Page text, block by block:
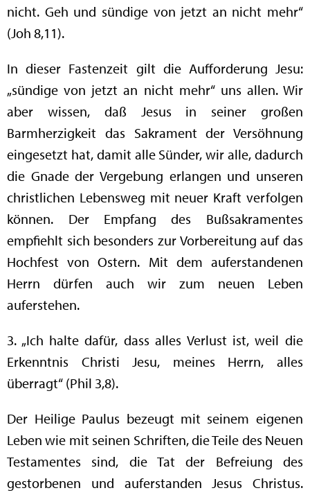
nicht. Geh und sündige von jetzt an nicht mehr“
(Joh 8,11).
In dieser Fastenzeit gilt die Aufforderung Jesu:
„sündige von jetzt an nicht mehr“ uns allen. Wir
aber wissen, daß Jesus in seiner großen
Barmherzigkeit das Sakrament der Versöhnung
eingesetzt hat, damit alle Sünder, wir alle, dadurch
die Gnade der Vergebung erlangen und unseren
christlichen Lebensweg mit neuer Kraft verfolgen
können. Der Empfang des Bußsakramentes
empfiehlt sich besonders zur Vorbereitung auf das
Hochfest von Ostern. Mit dem auferstandenen
Herrn dürfen auch wir zum neuen Leben
auferstehen.
3. „Ich halte dafür, dass alles Verlust ist, weil die
Erkenntnis Christi Jesu, meines Herrn, alles
überragt“ (Phil 3,8).
Der Heilige Paulus bezeugt mit seinem eigenen
Leben wie mit seinen Schriften, die Teile des Neuen
Testamentes sind, die Tat der Befreiung des
gestorbenen und auferstanden Jesus Christus.